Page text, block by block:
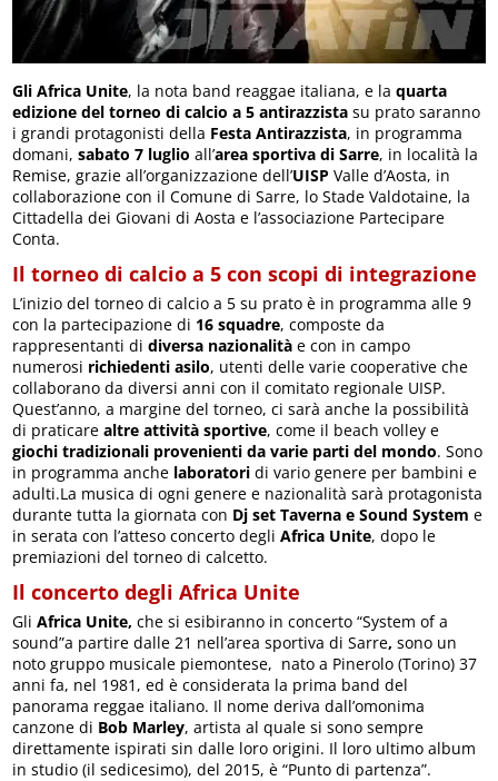
Gli Africa Unite, la nota band reaggae italiana, e laquarta
edizione del torneo di calcio a 5 antirazzista su prato saranno
i grandi protagonisti della Festa Antirazzista, in programma
domani,sabato 7 luglio all’area sportiva di Sarre, in località la
Remise, grazie all’organizzazione dell’UISP Valle d’Aosta, in
collaborazione con il Comune di Sarre, lo Stade Valdotaine, la
Cittadella dei Giovani di Aosta e l’associazione Partecipare
Conta.
Il torneo di calcio a 5 con scopi di integrazione
L’inizio del torneo di calcio a 5 su prato è in programma alle 9
con la partecipazione di 16 squadre, composte da
rappresentanti didiversa nazionalità e con in campo
numerosi richiedenti asilo, utenti delle varie cooperative che
collaborano da diversi anni con il comitato regionale UISP.
Quest’anno, a margine del torneo, ci sarà anche la possibilità
di praticarealtre attività sportive, come il beach volley e
giochi tradizionali provenienti da varie parti del mondo. Sono
in programma anche laboratori di vario genere per bambini e
adulti.La musica di ogni genere e nazionalità sarà protagonista
durante tutta la giornata con Dj set Taverna e Sound System e
in serata con l’atteso concerto degliAfrica Unite, dopo le
premiazioni del torneo di calcetto.
Il concerto degli Africa Unite
GliAfrica Unite,che si esibiranno in concerto “System of a
sound”a partire dalle 21 nell’area sportiva di Sarre, sono un
noto gruppo musicale piemontese, nato a Pinerolo (Torino) 37
anni fa, nel 1981, ed è considerata la prima band del
panorama reggae italiano. Il nome deriva dall’omonima
canzone di Bob Marley, artista al quale si sono sempre
direttamente ispirati sin dalle loro origini. Il loro ultimo album
in studio (il sedicesimo), del 2015, è “Punto di partenza”.